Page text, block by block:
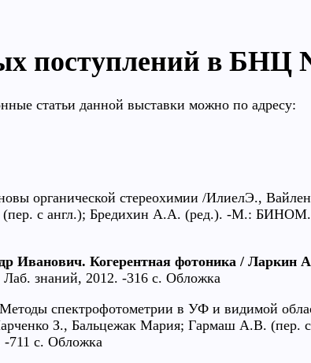
поступлений в БНЦ
статьи данной выставки можно по адресу:
органической стереохимии /ИлиелЭ.,
с англ.); Бредихин А.А. (ред.). -М.: БИНОМ.
Иванович. Когерентная фотоника /
знаний, 2012. -316 с. Обложка
спектрофотометрии в УФ и видимой
З., Бальцежак Мария; Гармаш А.В. (пер.
с. Обложка